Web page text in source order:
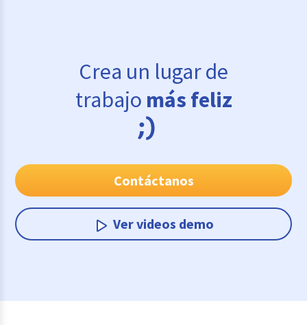
Crea un lugar de
trabajo más feliz
Contáctanos
Ver videos demo